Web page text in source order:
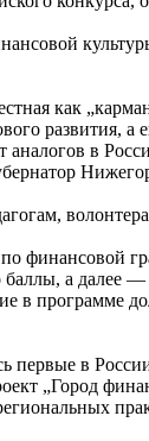
как
развития,
аналогов в
баллы, а
в программе
в
„Город